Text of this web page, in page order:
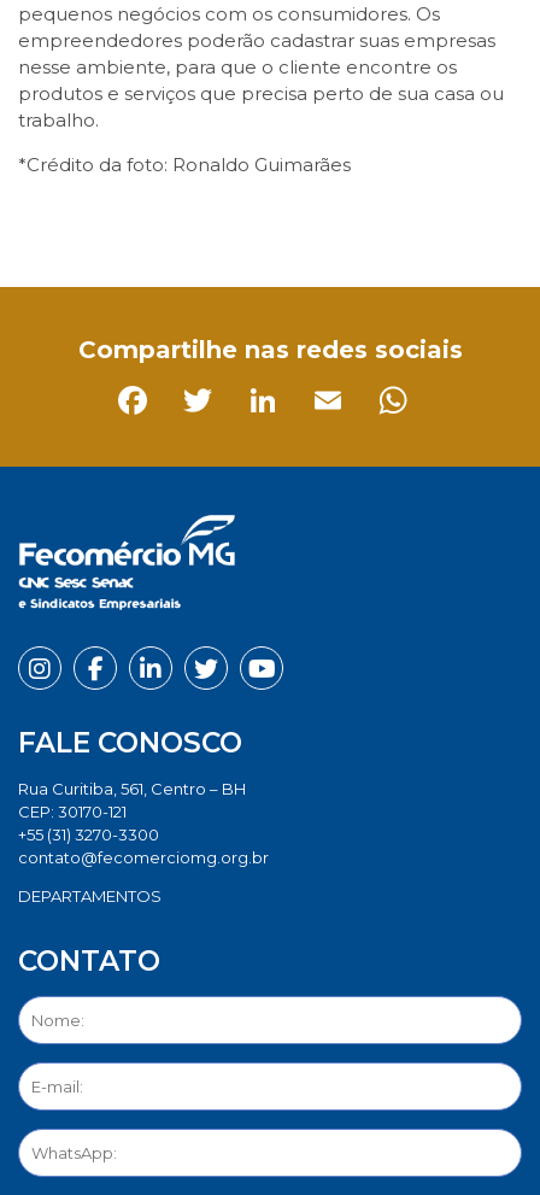
pequenos negócios com os consumidores. Os
empreendedores poderão cadastrar suas empresas
nesse ambiente, para que o cliente encontre os
produtos e serviços que precisa perto de sua casa ou
trabalho.
*Crédito da foto: Ronaldo Guimarães
Compartilhe nas redes sociais
FALE CONOSCO
Rua Curitiba, 561, Centro – BH
CEP: 30170-121
+55 (31) 3270-3300
contato@fecomerciomg.org.br
DEPARTAMENTOS
CONTATO